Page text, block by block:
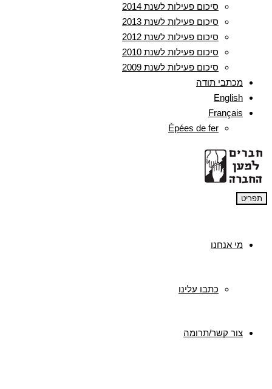
סיכום פעילות לשנת 2014
סיכום פעילות לשנת 2013
סיכום פעילות לשנת 2012
סיכום פעילות לשנת 2010
סיכום פעילות לשנת 2009
מכתבי תודה
English
Français
Épées de fer
תפריט
מי אנחנו
כתבו עלינו
צור קשר/תרומה